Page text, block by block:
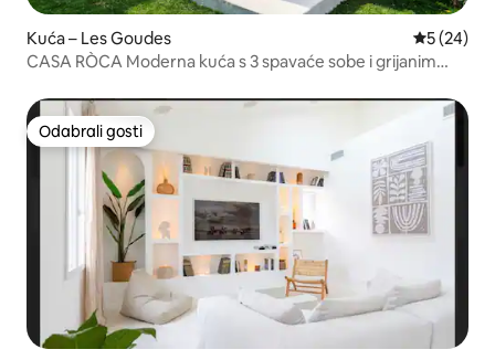
Kuća – Les Goudes Prosječna
5 (24)
CASA RÒCA Moderna kuća s 3 spavaće sobe i grijanim
Odabrali gosti
Odabrali gosti